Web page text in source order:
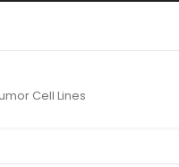
Cell Lines